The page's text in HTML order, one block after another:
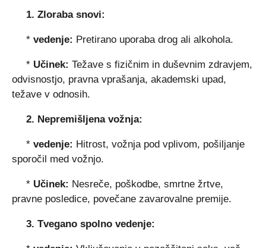
1. Zloraba snovi:
* vedenje: Pretirano uporaba drog ali alkohola.
* Učinek: Težave s fizičnim in duševnim zdravjem,
odvisnostjo, pravna vprašanja, akademski upad,
težave v odnosih.
2. Nepremišljena vožnja:
* vedenje: Hitrost, vožnja pod vplivom, pošiljanje
sporočil med vožnjo.
* Učinek: Nesreče, poškodbe, smrtne žrtve,
pravne posledice, povečane zavarovalne premije.
3. Tvegano spolno vedenje: